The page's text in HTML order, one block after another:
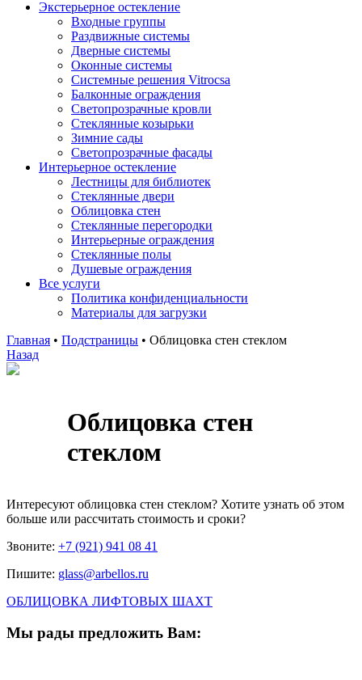
Экстерьерное остекление
Входные группы
Раздвижные системы
Дверные системы
Оконные системы
Системные решения Vitrocsa
Балконные ограждения
Светопрозрачные кровли
Стеклянные козырьки
Зимние сады
Светопрозрачные фасады
Интерьерное остекление
Лестницы для библиотек
Стеклянные двери
Облицовка стен
Стеклянные перегородки
Интерьерные ограждения
Стеклянные полы
Душевые ограждения
Все услуги
Политика конфиденциальности
Материалы для загрузки
Главная • Подстраницы • Облицовка стен стеклом
Назад
Облицовка стен
стеклом
Интересуют облицовка стен стеклом? Хотите узнать об этом
больше или рассчитать стоимость и сроки?
Звоните: +7 (921) 941 08 41
Пишите: glass@arbellos.ru
ОБЛИЦОВКА ЛИФТОВЫХ ШАХТ
Мы рады предложить Вам: